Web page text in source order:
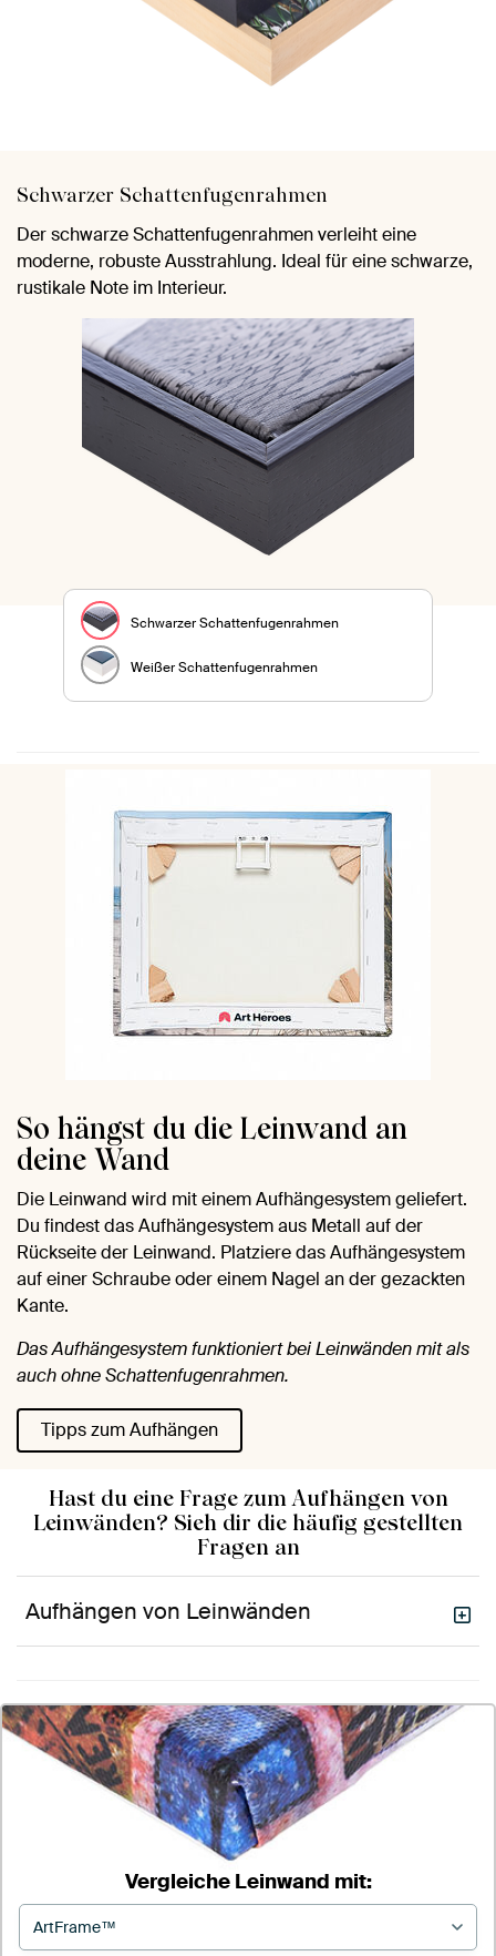
Schwarzer Schattenfugenrahmen
Der schwarze Schattenfugenrahmen verleiht eine
moderne, robuste Ausstrahlung. Ideal für eine schwarze,
rustikale Note im Interieur.
Schwarzer Schattenfugenrahmen
Weißer Schattenfugenrahmen
So hängst du die Leinwand an
deine Wand
Die Leinwand wird mit einem Aufhängesystem geliefert.
Du findest das Aufhängesystem aus Metall auf der
Rückseite der Leinwand. Platziere das Aufhängesystem
auf einer Schraube oder einem Nagel an der gezackten
Kante.
Das Aufhängesystem funktioniert bei Leinwänden mit als
auch ohne Schattenfugenrahmen.
Tipps zum Aufhängen
Hast du eine Frage zum Aufhängen von
Leinwänden? Sieh dir die häufig gestellten
Fragen an
Aufhängen von Leinwänden
Vergleiche Leinwand mit: